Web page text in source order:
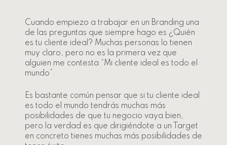
Cuando empiezo a trabajar en un Branding una
de las preguntas que siempre hago es ¿Quién
es tu cliente ideal? Muchas personas lo tienen
muy claro, pero no es la primera vez que
alguien me contesta “Mi cliente ideal es todo el
mundo”.
Es bastante común pensar que si tu cliente ideal
es todo el mundo tendrás muchas más
posibilidades de que tu negocio vaya bien,
pero la verdad es que dirigiéndote a un Target
en concreto tienes muchas más posibilidades de